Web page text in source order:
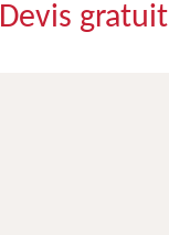
Devis gratuit